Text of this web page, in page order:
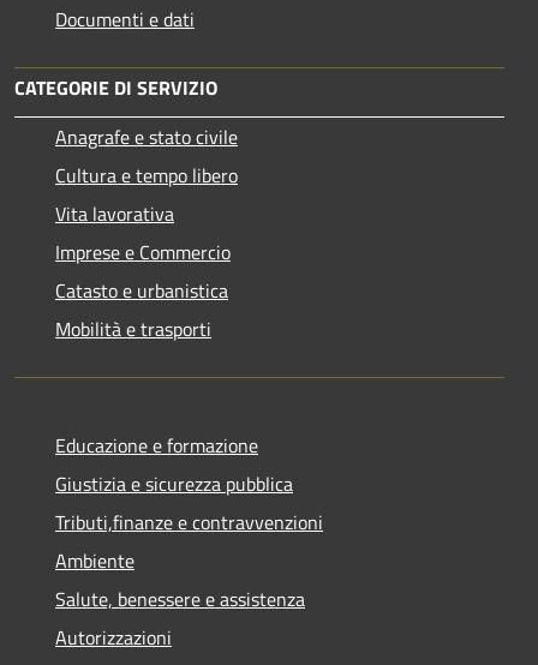
Documenti e dati
CATEGORIE DI SERVIZIO
Anagrafe e stato civile
Cultura e tempo libero
Vita lavorativa
Imprese e Commercio
Catasto e urbanistica
Mobilità e trasporti
Educazione e formazione
Giustizia e sicurezza pubblica
Tributi,finanze e contravvenzioni
Ambiente
Salute, benessere e assistenza
Autorizzazioni